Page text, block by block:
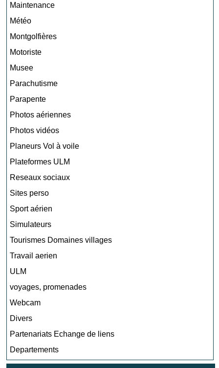
Maintenance
Météo
Montgolfières
Motoriste
Musee
Parachutisme
Parapente
Photos aériennes
Photos vidéos
Planeurs Vol à voile
Plateformes ULM
Reseaux sociaux
Sites perso
Sport aérien
Simulateurs
Tourismes Domaines villages
Travail aerien
ULM
voyages, promenades
Webcam
Divers
Partenariats Echange de liens
Departements